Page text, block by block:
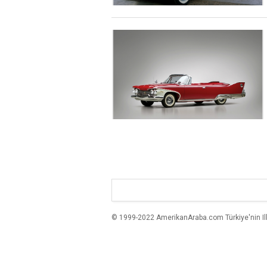
© 1999-2022 AmerikanAraba.com Türkiye'nin